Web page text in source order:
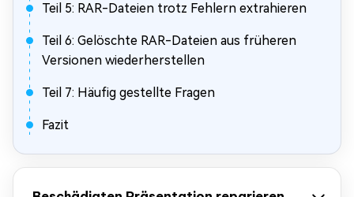
Teil 5: RAR-Dateien trotz Fehlern extrahieren
Teil 6: Gelöschte RAR-Dateien aus früheren
Versionen wiederherstellen
Teil 7: Häufig gestellte Fragen
Fazit